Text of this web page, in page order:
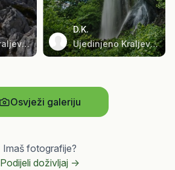
Ujedinjeno Kraljevstvo
D.K.
Ujedinjeno Kraljevstvo
Osvježi galeriju
Imaš fotografije?
Podijeli doživljaj ->